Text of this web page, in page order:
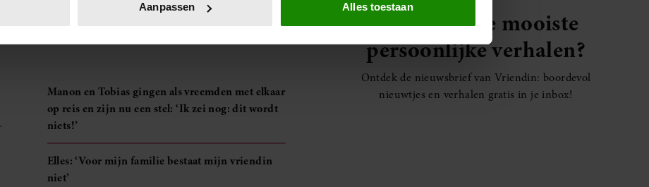
wijzigen of intrekken in de Cookieverklaring.
content en advertenties te personaliseren, om functies voor social media te bieden en om ons
Ook delen we informatie over uw gebruik van onze site met onze partners voor social
Deze partners kunnen deze gegevens combineren met andere informatie die u aan ze heeft
verzameld op basis van uw gebruik van hun services. U gaat akkoord met onze cookies als u
Aanpassen Alles toestaan
Manon en Tobias gingen als vreemden met elkaar
op reis en zijn nu een stel: ‘Ik zei nog: dit wordt
niets!’
Elles: ‘Voor mijn familie bestaat mijn vriendin
niet’
Elke week de mooiste
persoonlijke verhalen?
Ontdek de nieuwsbrief van Vriendin: boordevol
nieuwtjes en verhalen gratis in je inbox!